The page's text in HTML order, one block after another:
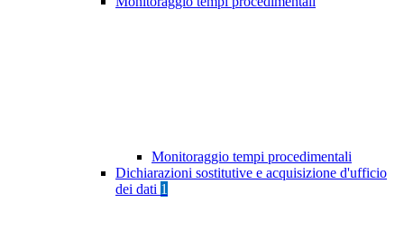
Monitoraggio tempi procedimentali
Dichiarazioni sostitutive e acquisizione d'ufficio
dei dati 1